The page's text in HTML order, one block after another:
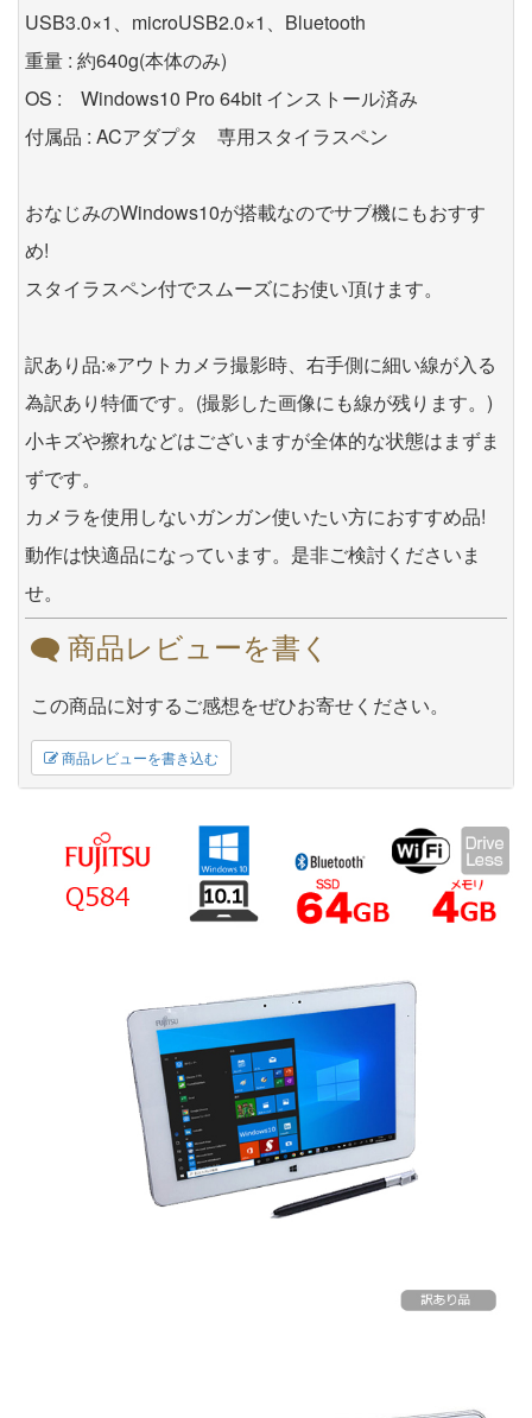
USB3.0×1、microUSB2.0×1、Bluetooth
重量 : 約640g(本体のみ)
OS : Windows10 Pro 64bit インストール済み
付属品 : ACアダプタ 専用スタイラスペン
おなじみのWindows10が搭載なのでサブ機にもおすす
め!
スタイラスペン付でスムーズにお使い頂けます。
訳あり品:※アウトカメラ撮影時、右手側に細い線が入る
為訳あり特価です。(撮影した画像にも線が残ります。)
小キズや擦れなどはございますが全体的な状態はまずま
ずです。
カメラを使用しないガンガン使いたい方におすすめ品!
動作は快適品になっています。是非ご検討くださいま
せ。
商品レビューを書く
この商品に対するご感想をぜひお寄せください。
商品レビューを書き込む